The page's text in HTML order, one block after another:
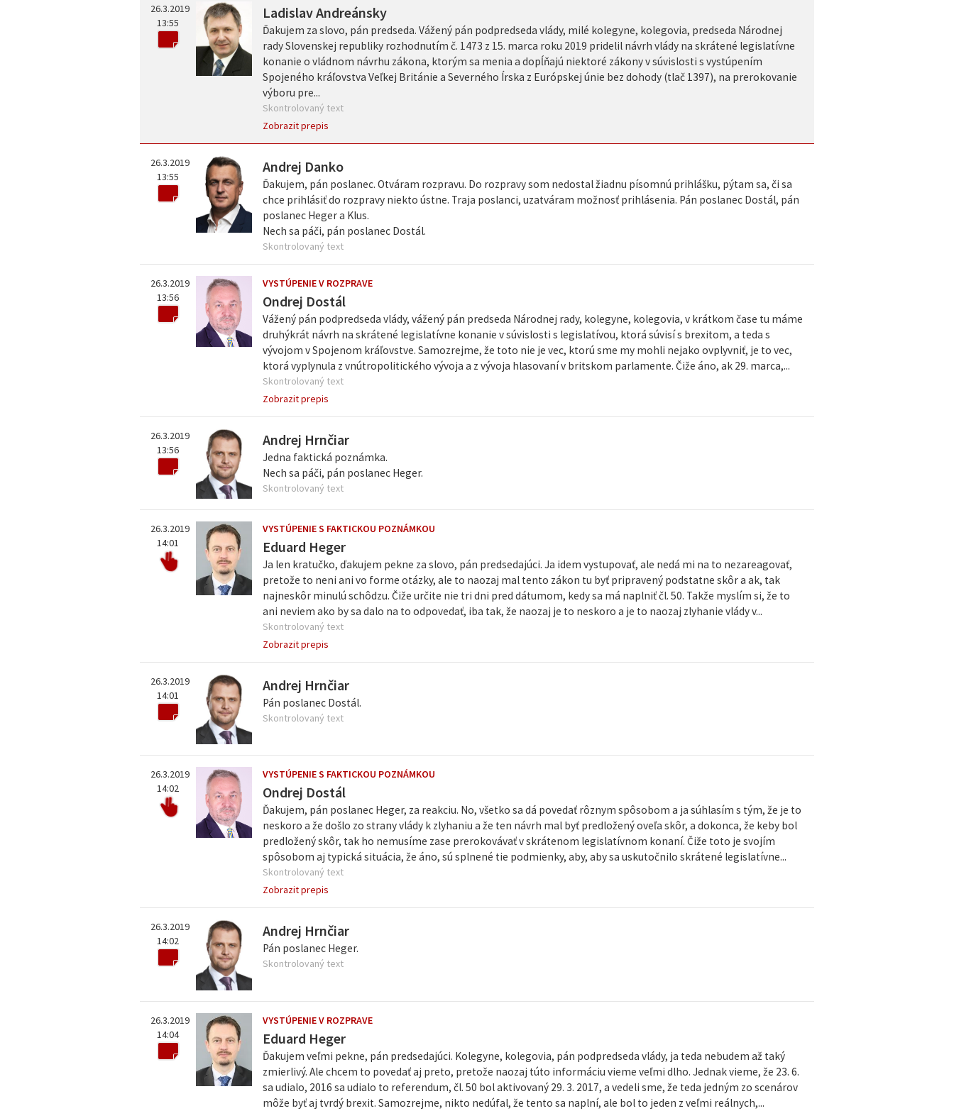
26.3.2019
13:55
Ladislav Andreánsky
Ďakujem za slovo, pán predseda. Vážený pán podpredseda vlády, milé kolegyne, kolegovia, predseda Národnej
rady Slovenskej republiky rozhodnutím č. 1473 z 15. marca roku 2019 pridelil návrh vlády na skrátené legislatívne
konanie o vládnom návrhu zákona, ktorým sa menia a dopĺňajú niektoré zákony v súvislosti s vystúpením
Spojeného kráľovstva Veľkej Británie a Severného Írska z Európskej únie bez dohody (tlač 1397), na prerokovanie
výboru pre...
Skontrolovaný text
Zobrazit prepis
26.3.2019
13:55
Andrej Danko
Ďakujem, pán poslanec. Otváram rozpravu. Do rozpravy som nedostal žiadnu písomnú prihlášku, pýtam sa, či sa
chce prihlásiť do rozpravy niekto ústne. Traja poslanci, uzatváram možnosť prihlásenia. Pán poslanec Dostál, pán
poslanec Heger a Klus.
Nech sa páči, pán poslanec Dostál.
Skontrolovaný text
26.3.2019
13:56
VYSTÚPENIE V ROZPRAVE
Ondrej Dostál
Vážený pán podpredseda vlády, vážený pán predseda Národnej rady, kolegyne, kolegovia, v krátkom čase tu máme
druhýkrát návrh na skrátené legislatívne konanie v súvislosti s legislatívou, ktorá súvisí s brexitom, a teda s
vývojom v Spojenom kráľovstve. Samozrejme, že toto nie je vec, ktorú sme my mohli nejako ovplyvniť, je to vec,
ktorá vyplynula z vnútropolitického vývoja a z vývoja hlasovaní v britskom parlamente. Čiže áno, ak 29. marca,...
Skontrolovaný text
Zobrazit prepis
26.3.2019
13:56
Andrej Hrnčiar
Jedna faktická poznámka.
Nech sa páči, pán poslanec Heger.
Skontrolovaný text
26.3.2019
14:01
VYSTÚPENIE S FAKTICKOU POZNÁMKOU
Eduard Heger
Ja len kratučko, ďakujem pekne za slovo, pán predsedajúci. Ja idem vystupovať, ale nedá mi na to nezareagovať,
pretože to neni ani vo forme otázky, ale to naozaj mal tento zákon tu byť pripravený podstatne skôr a ak, tak
najneskôr minulú schôdzu. Čiže určite nie tri dni pred dátumom, kedy sa má naplniť čl. 50. Takže myslím si, že to
ani neviem ako by sa dalo na to odpovedať, iba tak, že naozaj je to neskoro a je to naozaj zlyhanie vlády v...
Skontrolovaný text
Zobrazit prepis
26.3.2019
14:01
Andrej Hrnčiar
Pán poslanec Dostál.
Skontrolovaný text
26.3.2019
14:02
VYSTÚPENIE S FAKTICKOU POZNÁMKOU
Ondrej Dostál
Ďakujem, pán poslanec Heger, za reakciu. No, všetko sa dá povedať rôznym spôsobom a ja súhlasím s tým, že je to
neskoro a že došlo zo strany vlády k zlyhaniu a že ten návrh mal byť predložený oveľa skôr, a dokonca, že keby bol
predložený skôr, tak ho nemusíme zase prerokovávať v skrátenom legislatívnom konaní. Čiže toto je svojím
spôsobom aj typická situácia, že áno, sú splnené tie podmienky, aby, aby sa uskutočnilo skrátené legislatívne...
Skontrolovaný text
Zobrazit prepis
26.3.2019
14:02
Andrej Hrnčiar
Pán poslanec Heger.
Skontrolovaný text
26.3.2019
14:04
VYSTÚPENIE V ROZPRAVE
Eduard Heger
Ďakujem veľmi pekne, pán predsedajúci. Kolegyne, kolegovia, pán podpredseda vlády, ja teda nebudem až taký
zmierlivý. Ale chcem to povedať aj preto, pretože naozaj túto informáciu vieme veľmi dlho. Jednak vieme, že 23. 6.
sa udialo, 2016 sa udialo to referendum, čl. 50 bol aktivovaný 29. 3. 2017, a vedeli sme, že teda jedným zo scenárov
môže byť aj tvrdý brexit. Samozrejme, nikto nedúfal, že tento sa naplní, ale bol to jeden z veľmi reálnych,...